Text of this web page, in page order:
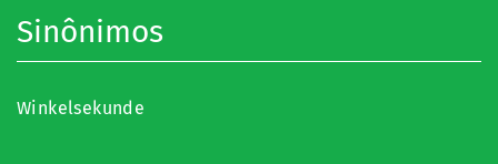
Sinônimos
Winkelsekunde